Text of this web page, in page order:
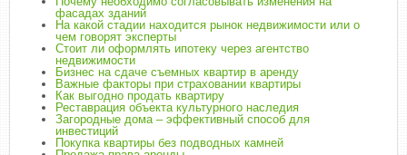
фасадах зданий
На какой стадии находится рынок недвижимости или о
чем говорят эксперты
Стоит ли оформлять ипотеку через агентство
недвижимости
Бизнес на сдаче съемных квартир в аренду
Важные факторы при страховании квартиры
Как выгодно продать квартиру
Реставрация объекта культурного наследия
Загородные дома – эффективный способ для
инвестиций
Покупка квартиры без подводных камней